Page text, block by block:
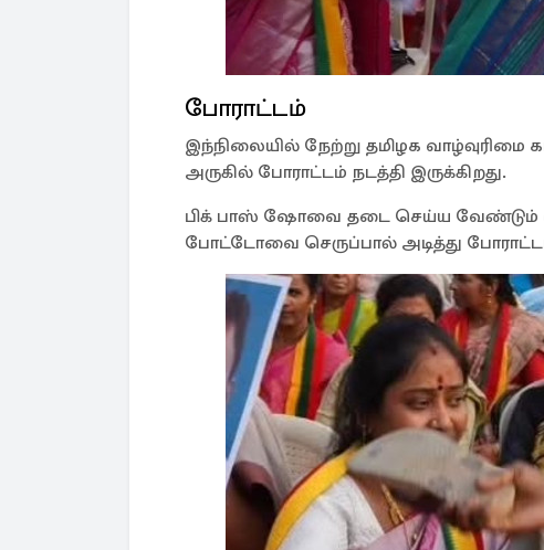
போராட்டம்
இந்நிலையில் நேற்று தமிழக வாழ்வுரிமை
அருகில் போராட்டம் நடத்தி இருக்கிறது.
பிக் பாஸ் ஷோவை தடை செய்ய வேண்டும்
போட்டோவை செருப்பால் அடித்து